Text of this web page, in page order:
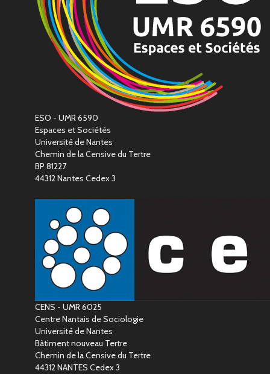
ESO - UMR 6590
Espaces et Sociétés
Université de Nantes
Chemin de la Censive du Tertre
BP 81227
44312 Nantes Cedex 3
CENS - UMR 6025
Centre Nantais de Sociologie
Université de Nantes
Bàtiment nouveau Tertre
Chemin de la Censive du Tertre
44312 NANTES Cedex 3